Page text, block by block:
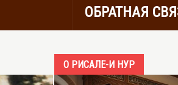
ОБРАТНАЯ
О РИСАЛЕ-И НУР